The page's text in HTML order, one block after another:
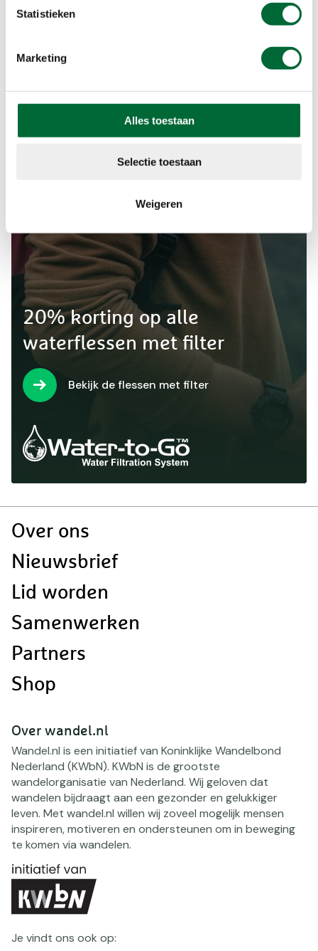
Statistieken
Marketing
Alles toestaan
Selectie toestaan
Weigeren
profiteren.
20% korting op alle
waterflessen met filter
Bekijk de flessen met filter
Doormat
Over ons
Nieuwsbrief
Lid worden
Samenwerken
Partners
Shop
Over wandel.nl
Wandel.nl is een initiatief van Koninklijke Wandelbond
Nederland (KWbN). KWbN is de grootste
wandelorganisatie van Nederland. Wij geloven dat
wandelen bijdraagt aan een gezonder en gelukkiger
leven. Met wandel.nl willen wij zoveel mogelijk mensen
inspireren, motiveren en ondersteunen om in beweging
te komen via wandelen.
Je vindt ons ook op: